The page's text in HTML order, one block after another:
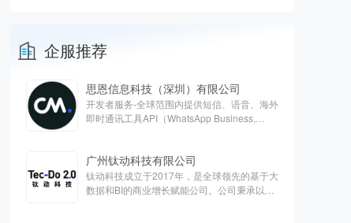
企服推荐
思恩信息科技（深圳）有限公司
开发者服务-全球范围内提供短信、语音、海外
即时通讯工具API（WhatsApp Business,
广州钛动科技有限公司
钛动科技成立于2017年，是全球领先的基于大
数据和BI的商业增长赋能公司。公司秉承以服